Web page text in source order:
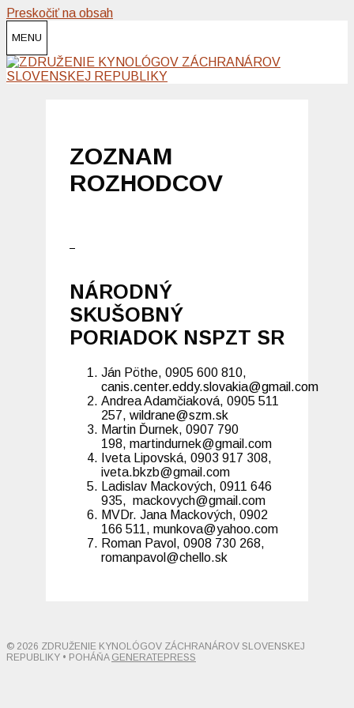
Preskočiť na obsah
MENU
ZOZNAM
ROZHODCOV
NÁRODNÝ
SKUŠOBNÝ
PORIADOK NSPZT SR
Ján Pöthe, 0905 600 810,
canis.center.eddy.slovakia@gmail.com
Andrea Adamčiaková, 0905 511
257, wildrane@szm.sk
Martin Ďurnek, 0907 790
198, martindurnek@gmail.com
Iveta Lipovská, 0903 917 308,
iveta.bkzb@gmail.com
Ladislav Mackových, 0911 646
935, mackovych@gmail.com
MVDr. Jana Mackových, 0902
166 511, munkova@yahoo.com
Roman Pavol, 0908 730 268,
romanpavol@chello.sk
© 2026 ZDRUŽENIE KYNOLÓGOV ZÁCHRANÁROV SLOVENSKEJ
REPUBLIKY • POHÁŇA GENERATEPRESS